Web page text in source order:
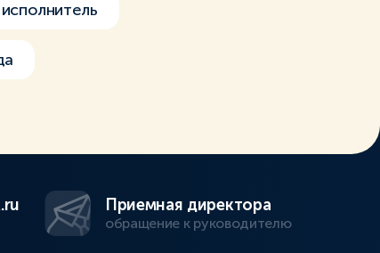
Приемная директора
обращение к руководителю